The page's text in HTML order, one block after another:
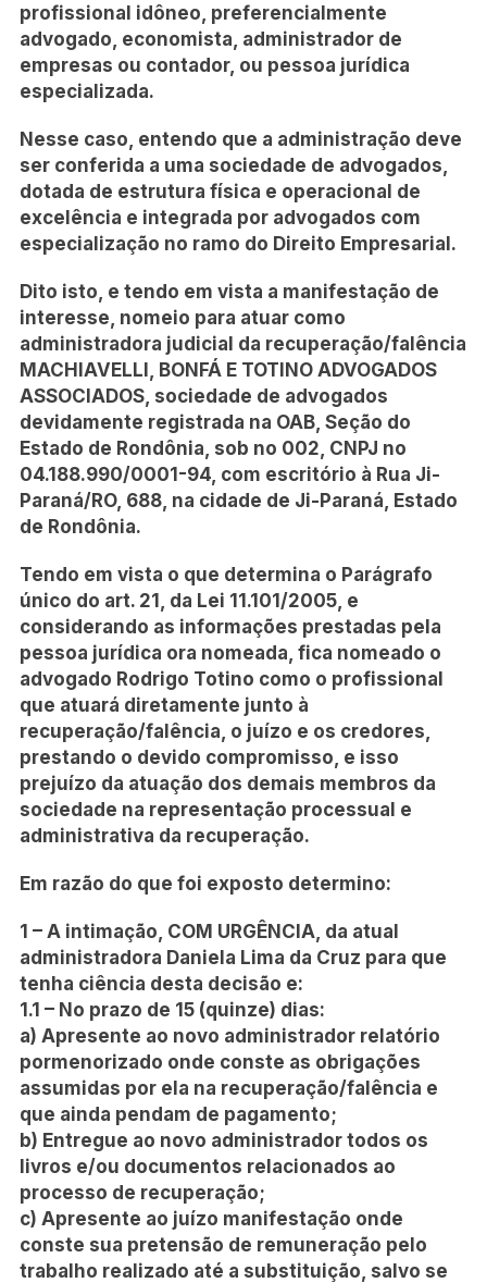
profissional idôneo, preferencialmente
advogado, economista, administrador de
empresas ou contador, ou pessoa jurídica
especializada.
Nesse caso, entendo que a administração deve
ser conferida a uma sociedade de advogados,
dotada de estrutura física e operacional de
excelência e integrada por advogados com
especialização no ramo do Direito Empresarial.
Dito isto, e tendo em vista a manifestação de
interesse, nomeio para atuar como
administradora judicial da recuperação/falência
MACHIAVELLI, BONFÁ E TOTINO ADVOGADOS
ASSOCIADOS, sociedade de advogados
devidamente registrada na OAB, Seção do
Estado de Rondônia, sob no 002, CNPJ no
04.188.990/0001-94, com escritório à Rua Ji-
Paraná/RO, 688, na cidade de Ji-Paraná, Estado
de Rondônia.
Tendo em vista o que determina o Parágrafo
único do art. 21, da Lei 11.101/2005, e
considerando as informações prestadas pela
pessoa jurídica ora nomeada, fica nomeado o
advogado Rodrigo Totino como o profissional
que atuará diretamente junto à
recuperação/falência, o juízo e os credores,
prestando o devido compromisso, e isso
prejuízo da atuação dos demais membros da
sociedade na representação processual e
administrativa da recuperação.
Em razão do que foi exposto determino:
1 – A intimação, COM URGÊNCIA, da atual
administradora Daniela Lima da Cruz para que
tenha ciência desta decisão e:
1.1 – No prazo de 15 (quinze) dias:
a) Apresente ao novo administrador relatório
pormenorizado onde conste as obrigações
assumidas por ela na recuperação/falência e
que ainda pendam de pagamento;
b) Entregue ao novo administrador todos os
livros e/ou documentos relacionados ao
processo de recuperação;
c) Apresente ao juízo manifestação onde
conste sua pretensão de remuneração pelo
trabalho realizado até a substituição, salvo se